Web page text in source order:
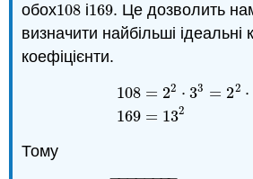
обох108
108 і169
169. Це дозволить
визначити найбільші ідеальні
коефіцієнти.
108
169
= 22 ⋅ 33 = 22 ⋅
= 132
108 2⋅ 33= 3
Тому